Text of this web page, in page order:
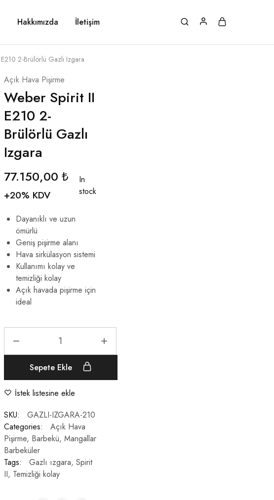
Hakkımızda İletişim
2-Brülörlü Gazlı Izgara
Açık Hava Pişirme
Weber Spirit II
E210 2-
Brülörlü Gazlı
Izgara
77.150,00 ₺
+20% KDV
In
stock
Dayanıklı ve uzun
ömürlü
Geniş pişirme alanı
Hava sirkülasyon sistemi
Kullanımı kolay ve
temizliği kolay
Açık havada pişirme için
ideal
Sepete Ekle
İstek listesine ekle
SKU:
GAZLI-IZGARA-210
Categories:
Açık Hava
Pişirme, Barbekü, Mangallar
Barbeküler
Tags:
Gazlı ızgara, Spirit
II, Temizliği kolay